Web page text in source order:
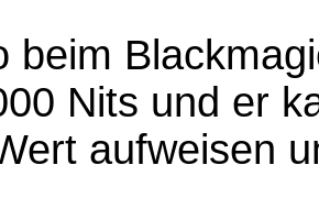
beim
Nits und er
aufweisen